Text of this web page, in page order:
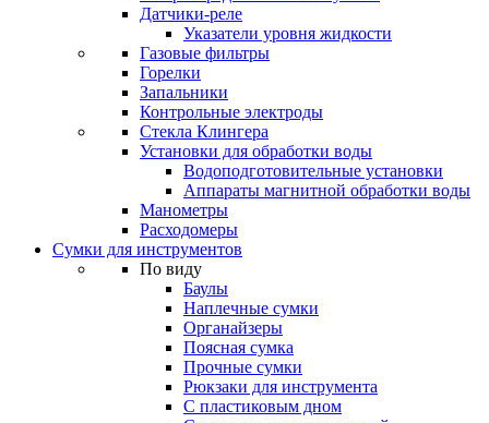
Датчики-реле
Указатели уровня жидкости
Газовые фильтры
Горелки
Запальники
Контрольные электроды
Стекла Клингера
Установки для обработки воды
Водоподготовительные установки
Аппараты магнитной обработки воды
Манометры
Расходомеры
Сумки для инструментов
По виду
Баулы
Наплечные сумки
Органайзеры
Поясная сумка
Прочные сумки
Рюкзаки для инструмента
С пластиковым дном